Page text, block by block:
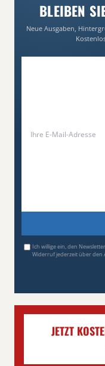
BLEIBEN
Neue Ausgaben,
Ich willige ein, den
Widerruf jederzeit über den
JETZT